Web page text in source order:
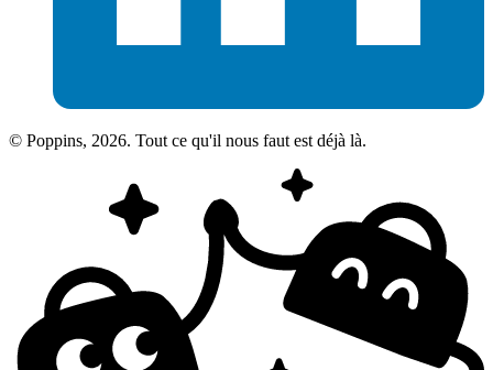
© Poppins, 2026. Tout ce qu'il nous faut est déjà là.